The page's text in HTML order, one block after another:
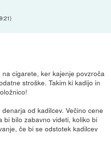
)
cigarete, ker kajenje povzroča
stroške. Takim ki kadijo in
od kadilcev. Večino cene
bi bilo zabavno videti, koliko bi
če bi se odstotek kadilcev